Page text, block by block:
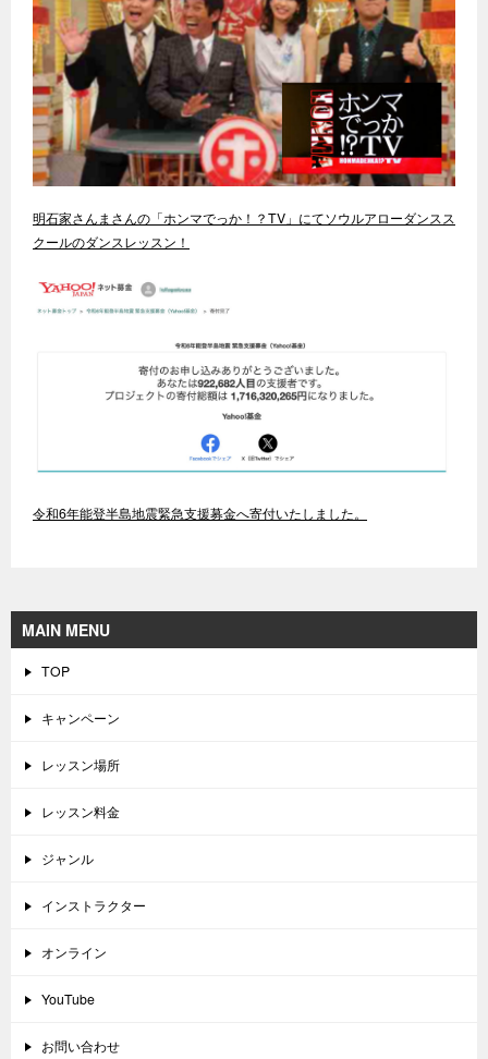
明石家さんまさんの「ホンマでっか！？TV」にてソウルアローダンスス
クールのダンスレッスン！
令和6年能登半島地震緊急支援募金へ寄付いたしました。
MAIN MENU
TOP
キャンペーン
レッスン場所
レッスン料金
ジャンル
インストラクター
オンライン
YouTube
お問い合わせ